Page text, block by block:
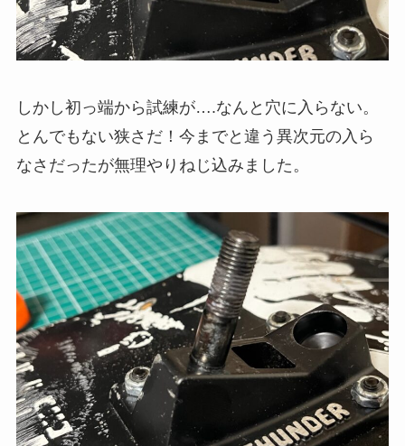
しかし初っ端から試練が….なんと穴に入らない。
とんでもない狭さだ！今までと違う異次元の入ら
なさだったが無理やりねじ込みました。